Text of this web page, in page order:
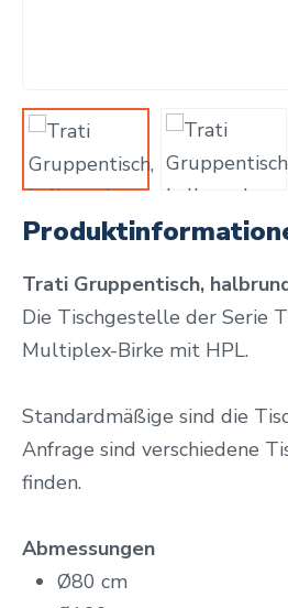
Trati Gruppentisch,
Die Tischgestelle der Serie
Multiplex-Birke mit HPL.
Standardmäßige sind die
Anfrage sind verschiedene
finden.
Abmessungen
Ø80 cm